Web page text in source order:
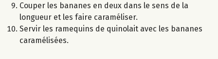
Couper les bananes en deux dans le sens de la
longueur et les faire caraméliser.
Servir les ramequins de quinolait avec les bananes
caramélisées.